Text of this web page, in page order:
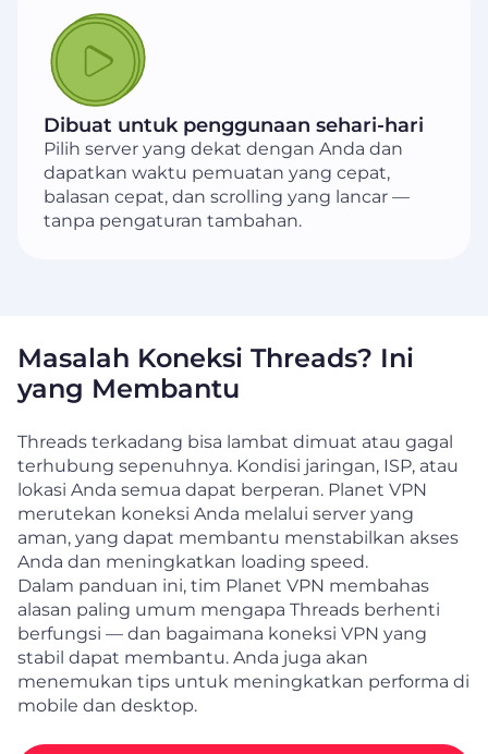
Dibuat untuk penggunaan sehari-hari
Pilih server yang dekat dengan Anda dan
dapatkan waktu pemuatan yang cepat,
balasan cepat, dan scrolling yang lancar —
tanpa pengaturan tambahan.
Masalah Koneksi Threads? Ini
yang Membantu
Threads terkadang bisa lambat dimuat atau gagal
terhubung sepenuhnya. Kondisi jaringan, ISP, atau
lokasi Anda semua dapat berperan. Planet VPN
merutekan koneksi Anda melalui server yang
aman, yang dapat membantu menstabilkan akses
Anda dan meningkatkan loading speed.
Dalam panduan ini, tim Planet VPN membahas
alasan paling umum mengapa Threads berhenti
berfungsi — dan bagaimana koneksi VPN yang
stabil dapat membantu. Anda juga akan
menemukan tips untuk meningkatkan performa di
mobile dan desktop.